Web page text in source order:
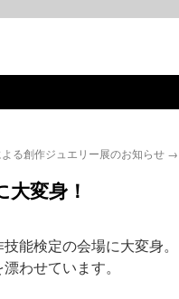
る創作ジュエリー展のお知らせ →
変身！
能検定の会場に大変身。
わせています。